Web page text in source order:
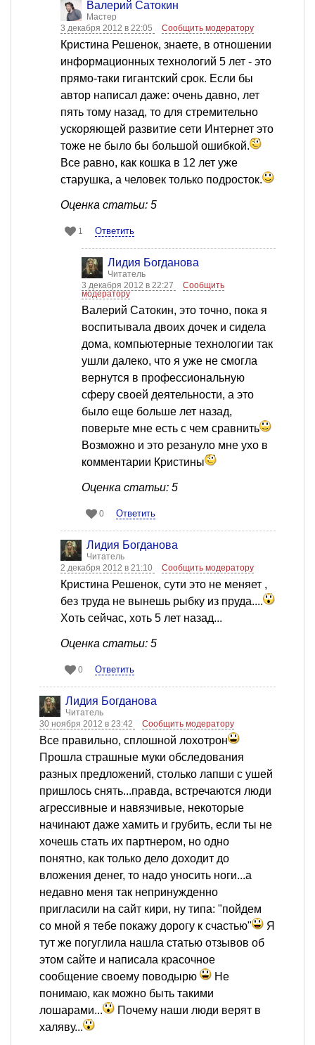
Валерий Сатокин
Мастер
3 декабря 2012 в 22:05
Сообщить модератору
Кристина Решенок, знаете, в отношении
информационных технологий 5 лет - это
прямо-таки гигантский срок. Если бы
автор написал даже: очень давно, лет
пять тому назад, то для стремительно
ускоряющей развитие сети Интернет это
тоже не было бы большой ошибкой.
Все равно, как кошка в 12 лет уже
старушка, а человек только подросток.
Оценка статьи: 5
1 Ответить
Лидия Богданова
Читатель
3 декабря 2012 в 22:27
Сообщить
модератору
Валерий Сатокин, это точно, пока я
воспитывала двоих дочек и сидела
дома, компьютерные технологии так
ушли далеко, что я уже не смогла
вернутся в профессиональную
сферу своей деятельности, а это
было еще больше лет назад,
поверьте мне есть с чем сравнить
Возможно и это резануло мне ухо в
комментарии Кристины
Оценка статьи: 5
0 Ответить
Лидия Богданова
Читатель
2 декабря 2012 в 21:10
Сообщить модератору
Кристина Решенок, сути это не меняет ,
без труда не вынешь рыбку из пруда....
Хоть сейчас, хоть 5 лет назад...
Оценка статьи: 5
0 Ответить
Лидия Богданова
Читатель
30 ноября 2012 в 23:42
Сообщить модератору
Все правильно, сплошной лохотрон
Прошла страшные муки обследования
разных предложений, столько лапши с ушей
пришлось снять...правда, встречаются люди
агрессивные и навязчивые, некоторые
начинают даже хамить и грубить, если ты не
хочешь стать их партнером, но одно
понятно, как только дело доходит до
вложения денег, то надо уносить ноги...а
недавно меня так непринужденно
пригласили на сайт кири, ну типа: "пойдем
со мной я тебе покажу дорогу к счастью"
Я
тут же погуглила нашла статью отзывов об
этом сайте и написала красочное
сообщение своему поводырю
Не
понимаю, как можно быть такими
лошарами...
Почему наши люди верят в
халяву...